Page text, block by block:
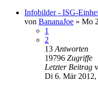
Infobilder - ISG-
von BananaJoe » Mo
1
2
13 Antworten
19796 Zugriffe
Letzter Beitrag
Di 6. Mär 2012,